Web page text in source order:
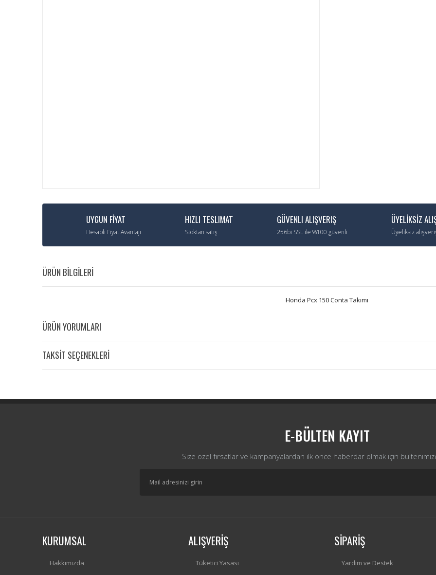
UYGUN FİYAT
Hesaplı Fiyat Avantajı
HIZLI TESLIMAT
Stoktan satış
GÜVENLI ALIŞVERIŞ
256bi SSL ile %100 güvenli
ÜYELİKSİZ
Üyeliksiz
ÜRÜN BİLGİLERİ
Honda Pcx 150 Conta Takımı
ÜRÜN YORUMLARI
TAKSİT SEÇENEKLERİ
E-BÜLTEN KAYIT
Size özel fırsatlar ve kampanyalardan ilk önce haberdar olmak için
KURUMSAL
Hakkımızda
ALIŞVERİŞ
Tüketici Yasası
SİPARİŞ
Yardım ve Destek